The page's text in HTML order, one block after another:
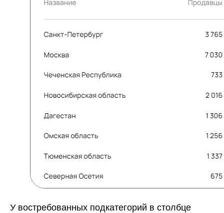
У востребованных подкатегорий в столбце